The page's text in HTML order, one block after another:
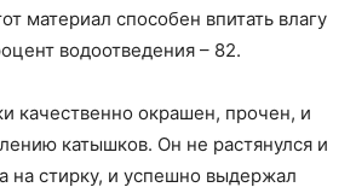
материал способен впитать влагу
водоотведения – 82.
качественно окрашен, прочен, и
катышков. Он не растянулся и
на стирку, и успешно выдержал